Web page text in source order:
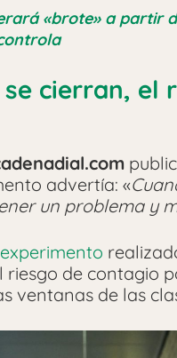
«brote» a partir
cierran, el
advertía: «
un problema y
de contagio
ventanas de las